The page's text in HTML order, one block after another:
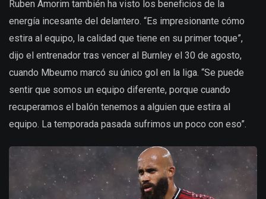
Ruben Amorim también ha visto los beneficios de la
energía incesante del delantero. “Es impresionante cómo
estira al equipo, la calidad que tiene en su primer toque”,
dijo el entrenador tras vencer al Burnley el 30 de agosto,
cuando Mbeumo marcó su único gol en la liga. “Se puede
sentir que somos un equipo diferente, porque cuando
recuperamos el balón tenemos a alguien que estira al
equipo. La temporada pasada sufrimos un poco con eso”.